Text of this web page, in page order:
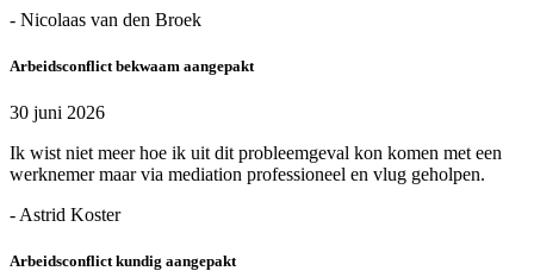
- Nicolaas van den Broek
Arbeidsconflict bekwaam aangepakt
30 juni 2026
Ik wist niet meer hoe ik uit dit probleemgeval kon komen met een
werknemer maar via mediation professioneel en vlug geholpen.
- Astrid Koster
Arbeidsconflict kundig aangepakt